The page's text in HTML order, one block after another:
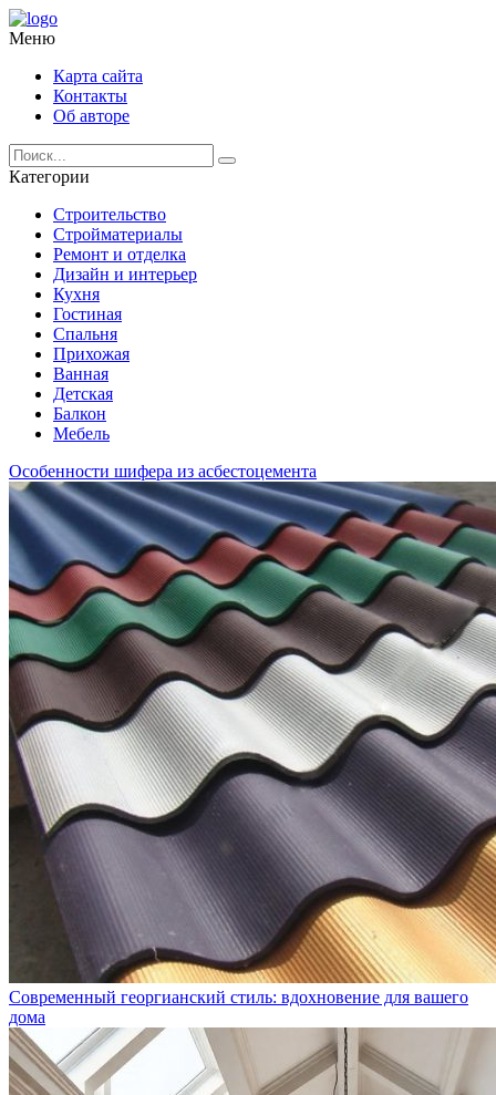
Меню
Карта сайта
Контакты
Об авторе
Категории
Строительство
Стройматериалы
Ремонт и отделка
Дизайн и интерьер
Кухня
Гостиная
Спальня
Прихожая
Ванная
Детская
Балкон
Мебель
Особенности шифера из асбестоцемента
Современный георгианский стиль: вдохновение для вашего
дома